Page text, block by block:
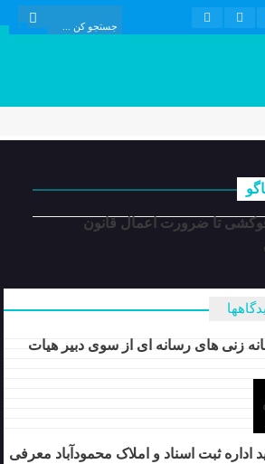
قوکشی تا ضرورت اعمال قانون
زنی های رسانه ای از سوی دبیر هیات
اداره ثبت اسناد و املاک محمودآباد معرفی